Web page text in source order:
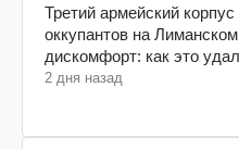
Война в Украине
Третий армейский
оккупантов на
дискомфорт: как это